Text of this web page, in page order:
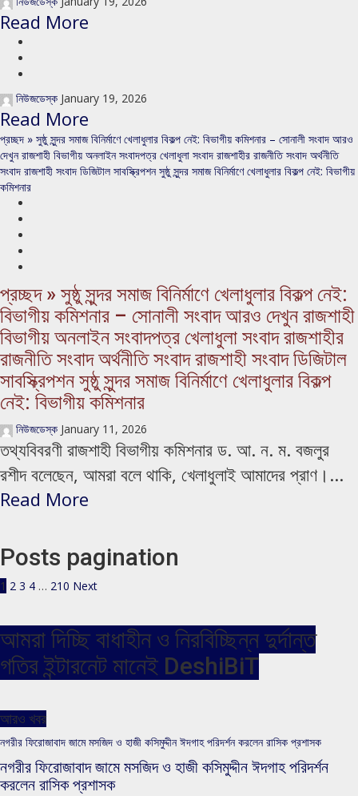
Read More
নিউজডেস্ক January 19, 2026
Read More
প্রচ্ছদ » সুষ্ঠু সুন্দর সমাজ বিনির্মাণে খেলাধুলার বিকল্প নেই: বিভাগীয় কমিশনার – সোনালী সংবাদ আরও
দেখুন রাজশাহী বিভাগীয় অনলাইন সংবাদপত্র খেলাধুলা সংবাদ রাজশাহীর রাজনীতি সংবাদ অর্থনীতি
সংবাদ রাজশাহী সংবাদ ডিজিটাল সাবস্ক্রিপশন সুষ্ঠু সুন্দর সমাজ বিনির্মাণে খেলাধুলার বিকল্প নেই: বিভাগীয়
কমিশনার
প্রচ্ছদ » সুষ্ঠু সুন্দর সমাজ বিনির্মাণে খেলাধুলার বিকল্প নেই:
বিভাগীয় কমিশনার – সোনালী সংবাদ আরও দেখুন রাজশাহী
বিভাগীয় অনলাইন সংবাদপত্র খেলাধুলা সংবাদ রাজশাহীর
রাজনীতি সংবাদ অর্থনীতি সংবাদ রাজশাহী সংবাদ ডিজিটাল
সাবস্ক্রিপশন সুষ্ঠু সুন্দর সমাজ বিনির্মাণে খেলাধুলার বিকল্প
নেই: বিভাগীয় কমিশনার
নিউজডেস্ক January 11, 2026
তথ্যবিবরণী রাজশাহী বিভাগীয় কমিশনার ড. আ. ন. ম. বজলুর
রশীদ বলেছেন, আমরা বলে থাকি, খেলাধুলাই আমাদের প্রাণ।...
Read More
Posts pagination
1 2 3 4 … 210 Next
আমরা দিচ্ছি বাধাহীন ও নিরবিচ্ছিন্ন দুর্দান্ত
গতির ইন্টারনেট মানেই DeshiBiT
আরও খবর
নগরীর ফিরোজাবাদ জামে মসজিদ ও হাজী কসিমুদ্দীন ঈদগাহ পরিদর্শন করলেন রাসিক প্রশাসক
নগরীর ফিরোজাবাদ জামে মসজিদ ও হাজী কসিমুদ্দীন ঈদগাহ পরিদর্শন
করলেন রাসিক প্রশাসক